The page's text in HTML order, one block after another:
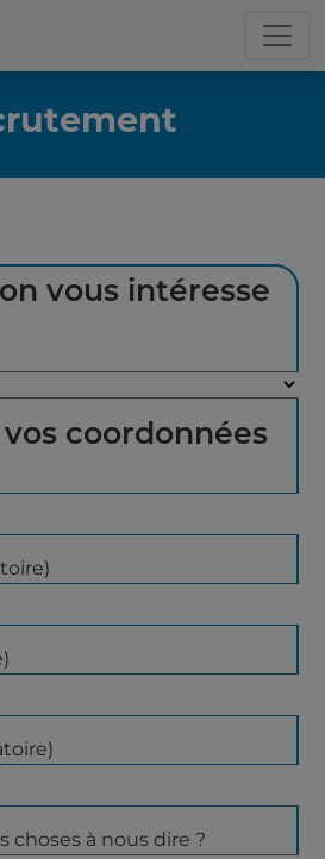
vous intéresse
coordonnées
choses à nous dire ?